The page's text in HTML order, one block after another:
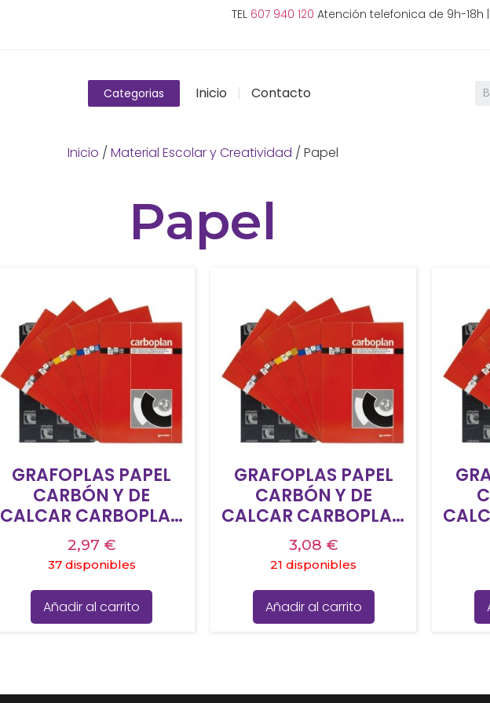
TEL 607 940 120 Atención telefonica de 9h-18h |
Categorias Inicio Contacto
Inicio / Material Escolar y Creatividad / Papel
Papel
GRAFOPLAS PAPEL
CARBÓN Y DE
CALCAR CARBOPLAN
210X330MM PACK
10H AZUL
2,97 €
37 disponibles
Añadir al carrito
GRAFOPLAS PAPEL
CARBÓN Y DE
CALCAR CARBOPLAN
210X330MM PACK
10H BLANCO
3,08 €
21 disponibles
Añadir al carrito